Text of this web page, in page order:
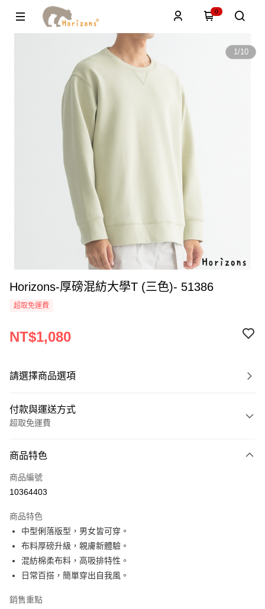
0
1/10
Horizons-厚磅混紡大學T (三色)- 51386
超取免運費
NT$1,080
請選擇商品選項
付款與運送方式
超取免運費
信用卡一次付款
超商取貨付款
Apple Pay
街口支付
悠遊付
運送方式
商品特色
商品編號
10364403
商品特色
中型俐落版型，男女皆可穿。
布料厚磅升級，親膚新體驗。
混紡棉柔布料，高吸排特性。
日常百搭，簡單穿出自我風。
銷售重點